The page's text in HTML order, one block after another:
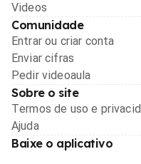
Videos
Comunidade
Entrar ou criar conta
Enviar cifras
Pedir videoaula
Sobre o site
Termos de uso e
Ajuda
Baixe o aplicativo